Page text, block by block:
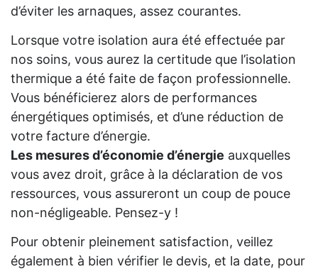
d’éviter les arnaques, assez courantes.
Lorsque votre isolation aura été effectuée par
nos soins, vous aurez la certitude que l’isolation
thermique a été faite de façon professionnelle.
Vous bénéficierez alors de performances
énergétiques optimisés, et d’une réduction de
votre facture d’énergie.
Les mesures d’économie d’énergie auxquelles
vous avez droit, grâce à la déclaration de vos
ressources, vous assureront un coup de pouce
non-négligeable. Pensez-y !
Pour obtenir pleinement satisfaction, veillez
également à bien vérifier le devis, et la date, pour